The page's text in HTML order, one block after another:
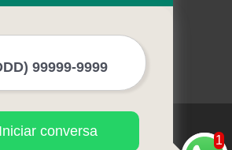
1
Iniciar conversa